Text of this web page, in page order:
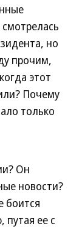
но
прочим,
этот
Почему
только
Он
новости?
боится
путая ее с